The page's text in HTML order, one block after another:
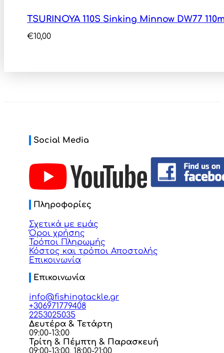
TSURINOYA 110S Sinking Minnow DW77
€10,00
Social Media
Πληροφορίες
Σχετικά με εμάς
Όροι χρήσης
Τρόποι Πληρωμής
Κόστος και τρόποι Αποστολής
Επικοινωνία
Επικοινωνία
info@fishingtackle.gr
+306971779408
2253025035
Δευτέρα & Τετάρτη
09:00-13:00
Τρίτη & Πέμπτη & Παρασκευή
09:00-13:00, 18:00-21:00